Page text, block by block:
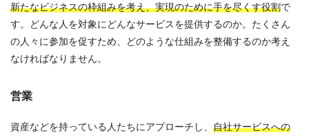
新たなビジネスの枠組みを考え、実現のために手を尽くす役割で
す。どんな人を対象にどんなサービスを提供するのか。たくさん
の人々に参加を促すため、どのような仕組みを整備するのか考え
なければなりません。
営業
資産などを持っている人たちにアプローチし、 自社サービスへの